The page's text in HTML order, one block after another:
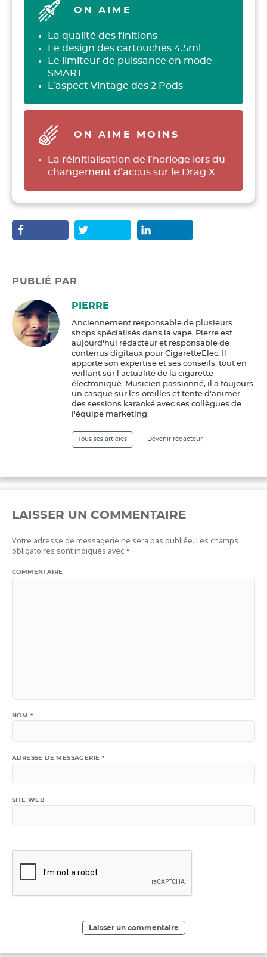
ON AIME
La qualité des finitions
Le design des cartouches 4.5ml
Le limiteur de puissance en mode
SMART
L’aspect Vintage des 2 Pods
ON AIME MOINS
La réinitialisation de l’horloge lors du
changement d’accus sur le Drag X
PUBLIÉ PAR
PIERRE
Anciennement responsable de plusieurs
shops spécialisés dans la vape, Pierre est
aujourd'hui rédacteur et responsable de
contenus digitaux pour CigaretteElec. Il
apporte son expertise et ses conseils, tout en
veillant sur l'actualité de la cigarette
électronique. Musicien passionné, il a toujours
un casque sur les oreilles et tente d'animer
des sessions karaoké avec ses collègues de
l'équipe marketing.
Tous ses articles Devenir rédacteur
LAISSER UN COMMENTAIRE
Votre adresse de messagerie ne sera pas publiée. Les champs
obligatoires sont indiqués avec*
COMMENTAIRE
NOM *
ADRESSE DE MESSAGERIE *
SITE WEB